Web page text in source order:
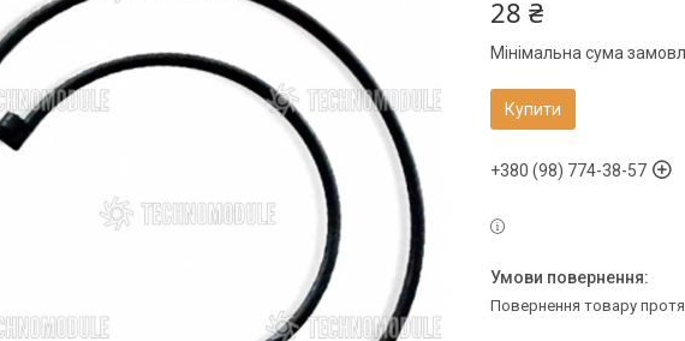
28 ₴
Мінімальна сума
Купити
+380 (98) 774-38-57
повернення товару